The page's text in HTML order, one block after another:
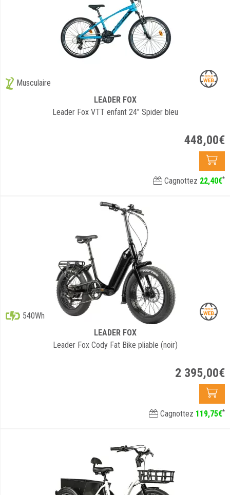
Musculaire
LEADER FOX
Leader Fox VTT enfant 24" Spider bleu
448,00€
Cagnottez 22,40€*
540Wh
LEADER FOX
Leader Fox Cody Fat Bike pliable (noir)
2 395,00€
Cagnottez 119,75€*